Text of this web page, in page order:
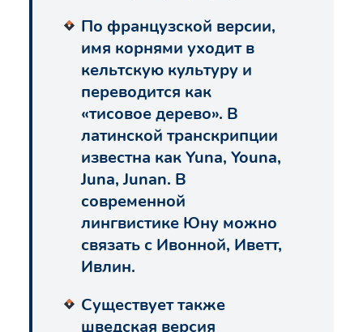
По французской версии,
имя корнями уходит в
кельтскую культуру и
переводится как
«тисовое дерево». В
латинской транскрипции
известна как Yuna, Youna,
Juna, Junan. В
современной
лингвистике Юну можно
связать с Ивонной, Иветт,
Ивлин.
Существует также
шведская версия